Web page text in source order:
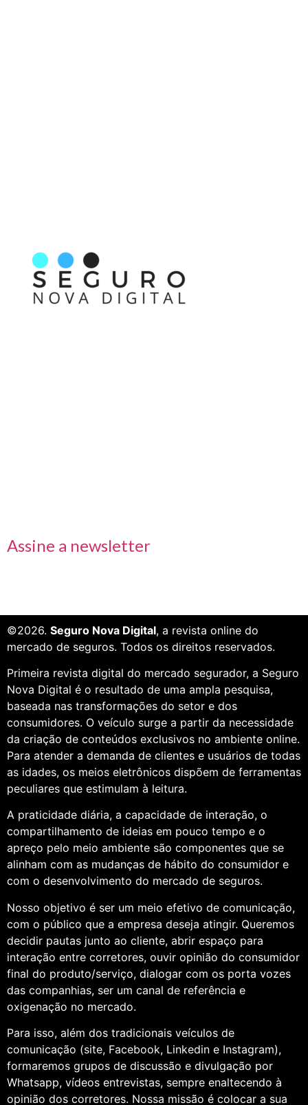
Assine a newsletter
©2026. Seguro Nova Digital, a revista online do
mercado de seguros. Todos os direitos reservados.
Primeira revista digital do mercado segurador, a Seguro
Nova Digital é o resultado de uma ampla pesquisa,
baseada nas transformações do setor e dos
consumidores. O veículo surge a partir da necessidade
da criação de conteúdos exclusivos no ambiente online.
Para atender a demanda de clientes e usuários de todas
as idades, os meios eletrônicos dispõem de ferramentas
peculiares que estimulam à leitura.
A praticidade diária, a capacidade de interação, o
compartilhamento de ideias em pouco tempo e o
apreço pelo meio ambiente são componentes que se
alinham com as mudanças de hábito do consumidor e
com o desenvolvimento do mercado de seguros.
Nosso objetivo é ser um meio efetivo de comunicação,
com o público que a empresa deseja atingir. Queremos
decidir pautas junto ao cliente, abrir espaço para
interação entre corretores, ouvir opinião do consumidor
final do produto/serviço, dialogar com os porta vozes
das companhias, ser um canal de referência e
oxigenação no mercado.
Para isso, além dos tradicionais veículos de
comunicação (site, Facebook, Linkedin e Instagram),
formaremos grupos de discussão e divulgação por
Whatsapp, vídeos entrevistas, sempre enaltecendo à
opinião dos corretores. Nossa missão é colocar a sua